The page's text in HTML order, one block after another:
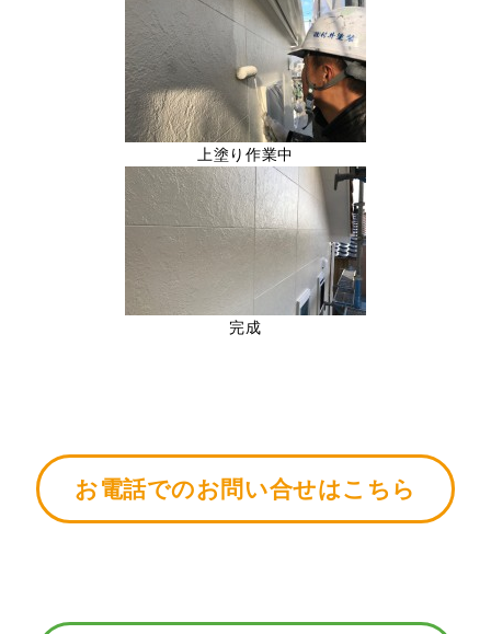
上塗り作業中
完成
お電話でのお問い合せはこちら